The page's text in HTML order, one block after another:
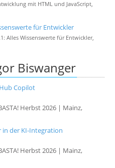
mit HTML und JavaScript,
für Entwickler
Alles Wissenswerte für Entwickler,
Biswanger
Copilot
Herbst 2026 | Mainz,
in der KI-Integration
Herbst 2026 | Mainz,